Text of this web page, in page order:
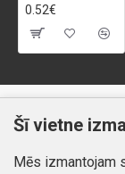
0.52€
Klientiem
Kontakti
Preču atgriešana
Šī vietne
Mēs izmantojam